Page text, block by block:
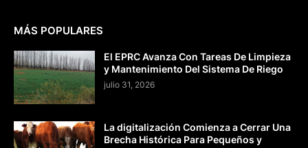
MÁS POPULARES
El EPRC Avanza Con Tareas De Limpieza
y Mantenimiento Del Sistema De Riego
julio 31, 2026
La digitalización Comienza a Cerrar Una
Brecha Histórica Para Pequeños y